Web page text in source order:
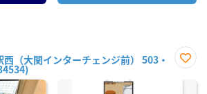
（大関インターチェンジ前） 503・
に入